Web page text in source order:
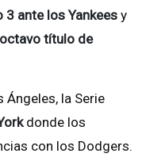
3 ante los Yankeesy
octavo título de
Ángeles, la Serie
donde los
con los Dodgers.